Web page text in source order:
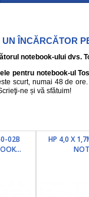
UN ÎNCĂRCĂTOR
notebook-ului dvs.
pentru notebook-ul
scurt, numai 48 de
ne și vă sfătuim!
02B
HP 4,0 X